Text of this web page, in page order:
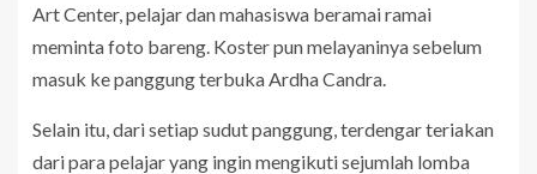
Art Center, pelajar dan mahasiswa beramai ramai
meminta foto bareng. Koster pun melayaninya sebelum
masuk ke panggung terbuka Ardha Candra.
Selain itu, dari setiap sudut panggung, terdengar teriakan
dari para pelajar yang ingin mengikuti sejumlah lomba